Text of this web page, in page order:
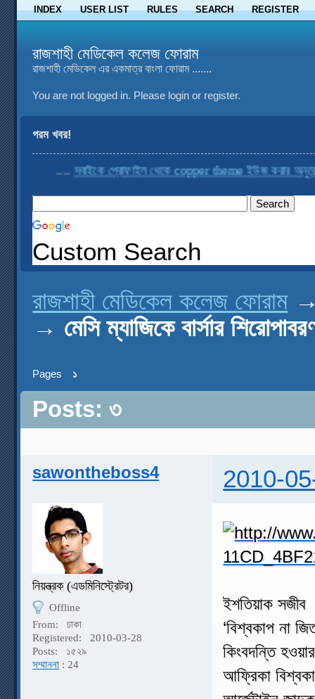
INDEX USER LIST RULES SEARCH REGISTER
রাজশাহী মেডিকেল কলেজ ফোরাম
রাজশাহী মেডিকেল এর একমাত্র বাংলা ফোরাম .......
You are not logged in. Please login or register.
গরম খবর!
সবাইকে প্রোফাইল থেকে copper theme ইউজ করার অনুরোধ
Custom Search
রাজশাহী মেডিকেল কলেজ ফোরাম
→ মেসি ম্যাজিকে বার্সার
Pages ১
Posts: ৩
sawontheboss4 2010-
নিয়ন্ত্রক (এডমিনিস্ট্রেটর)
Offline
From:
ঢাকা
Registered:
2010-03-28
Posts:
১৫২৯
সম্মাননা : 24
ইশতিয়াক সজীব
‘বিশ্বকাপ না
কিংবদন্তি
আফ্রিকা